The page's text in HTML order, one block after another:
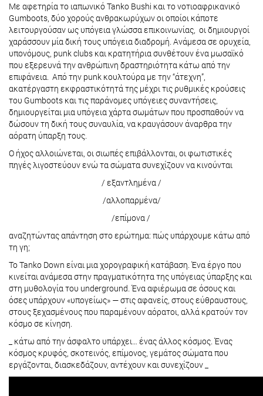
Με αφετηρία το ιαπωνικό Tanko Bushi και το νοτιοαφρικανικό
Gumboots, δύο χορούς ανθρακωρύχων oι οποίοι κάποτε
λειτουργούσαν ως υπόγεια γλώσσα επικοινωνίας, οι δημιουργοί
χαράσσουν μία δική τους υπόγεια διαδρομή. Ανάμεσα σε ορυχεία,
υπονόμους, punk clubs και κρατητήρια συνθέτουν ένα μωσαϊκό
που εξερευνά την ανθρώπινη δραστηριότητα κάτω από την
επιφάνεια. Από την punk κουλτούρα με την “άτεχνη”,
ακατέργαστη εκφραστικότητά της μέχρι τις ρυθμικές κρούσεις
του Gumboots και τις παράνομες υπόγειες συναντήσεις,
δημιουργείται μια υπόγεια χάρτα σωμάτων που προσπαθούν να
δώσουν τη δική τους συναυλία, να κραυγάσουν άναρθρα την
αόρατη ύπαρξη τους.
Ο ήχος αλλοιώνεται, οι σιωπές επιβάλλονται, οι φωτιστικές
πηγές λιγοστεύουν ενώ τα σώματα συνεχίζουν να κινούνται
/ εξαντλημένα /
/αλλοπαρμένα/
/επίμονα /
αναζητώντας απάντηση στο ερώτημα: πώς υπάρχουμε κάτω από
τη γη;
Το Tanko Down είναι μια χορογραφική κατάβαση. Ένα έργο που
κινείται ανάμεσα στην πραγματικότητα της υπόγειας ύπαρξης και
στη μυθολογία του underground. Ένα αφιέρωμα σε όσους και
όσες υπάρχουν «υπογείως» — στις αφανείς, στους εύθραυστους,
στους ξεχασμένους που παραμένουν αόρατοι, αλλά κρατούν τον
κόσμο σε κίνηση.
_ κάτω από την άσφαλτο υπάρχει… ένας άλλος κόσμος. Ένας
κόσμος κρυφός, σκοτεινός, επίμονος, γεμάτος σώματα που
εργάζονται, διασκεδάζουν, αντέχουν και συνεχίζουν _